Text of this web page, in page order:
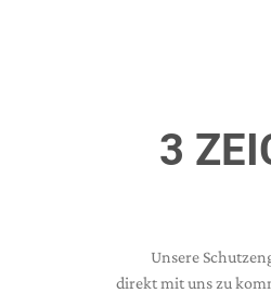
3
Unsere
direkt mit uns zu